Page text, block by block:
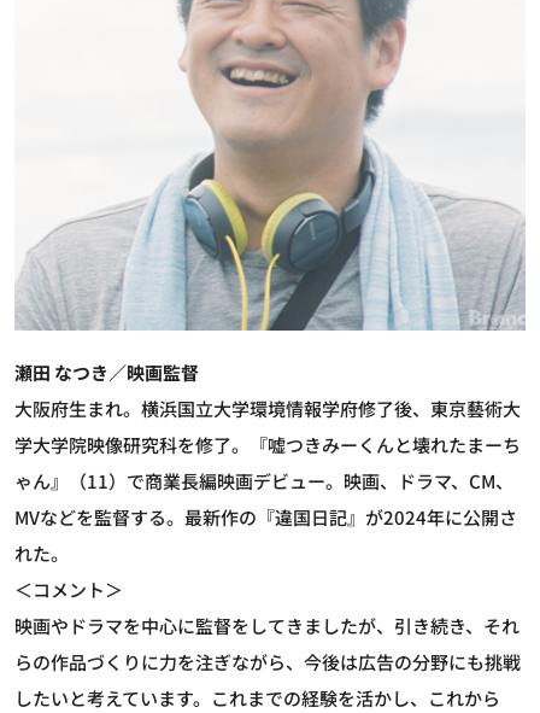
瀬田 なつき／映画監督
大阪府生まれ。横浜国立大学環境情報学府修了後、東京藝術大
学大学院映像研究科を修了。『嘘つきみーくんと壊れたまーち
ゃん』（11）で商業長編映画デビュー。映画、ドラマ、CM、
MVなどを監督する。最新作の『違国日記』が2024年に公開さ
れた。
＜コメント＞
映画やドラマを中心に監督をしてきましたが、引き続き、それ
らの作品づくりに力を注ぎながら、今後は広告の分野にも挑戦
したいと考えています。これまでの経験を活かし、これから